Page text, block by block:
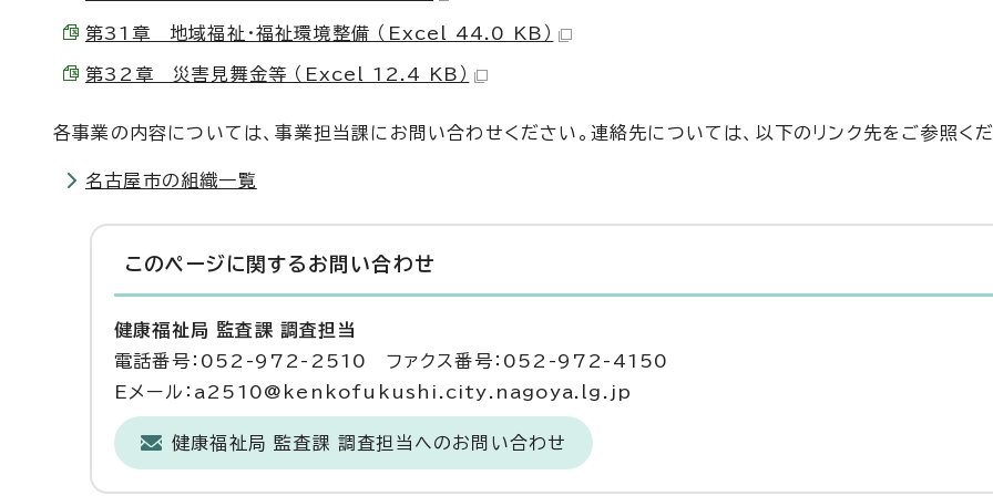
第31章 地域福祉・福祉環境整備 （Excel 44.0 KB）
第32章 災害見舞金等 （Excel 12.4 KB）
各事業の内容については、事業担当課にお問い合わせください。連絡先については、以下のリンク先をご参照く
名古屋市の組織一覧
このページに関する お問い合わせ
健康福祉局 監査課 調査担当
電話番号：052-972-2510 ファクス番号：052-972-4150
Eメール：a2510@kenkofukushi.city.nagoya.lg.jp
健康福祉局 監査課 調査担当へのお問い合わせ